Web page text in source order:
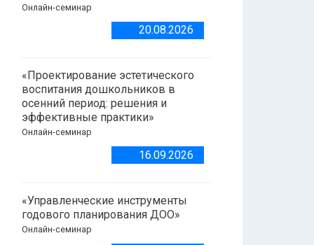
Онлайн-семинар
20.08.2026
«Проектирование эстетического
воспитания дошкольников в
осенний период: решения и
эффективные практики»
Онлайн-семинар
16.09.2026
«Управленческие инструменты
годового планирования ДОО»
Онлайн-семинар